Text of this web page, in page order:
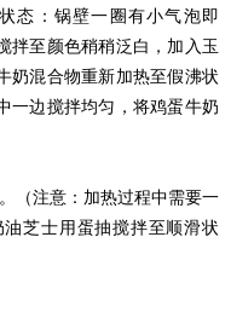
态：锅壁一圈有小气泡即
拌至颜色稍稍泛白，加入玉
奶混合物重新加热至假沸状
一边搅拌均匀，将鸡蛋牛奶
（注意：加热过程中需要一
芝士用蛋抽搅拌至顺滑状